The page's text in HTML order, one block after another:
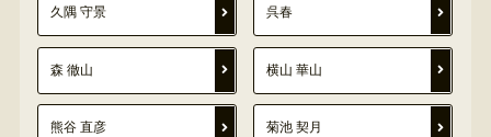
久隅 守景 呉春
森 徹山 横山 華山
熊谷 直彦 菊池 契月